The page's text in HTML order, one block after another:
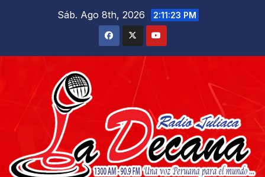
Sáb. Ago 8th, 2026 2:11:24 PM